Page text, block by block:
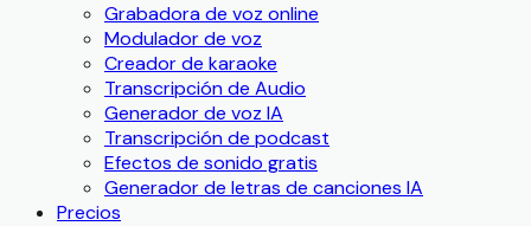
Grabadora de voz online
Modulador de voz
Creador de karaoke
Transcripción de Audio
Generador de voz IA
Transcripción de podcast
Efectos de sonido gratis
Generador de letras de canciones IA
Precios